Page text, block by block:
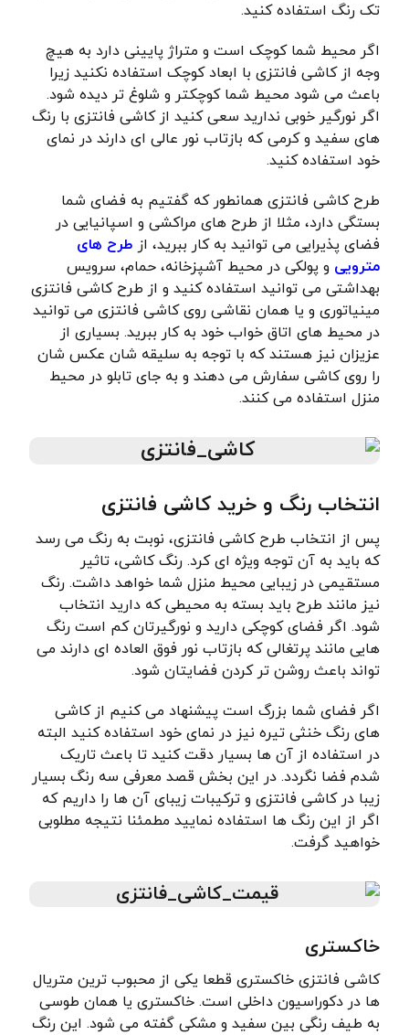
تک رنگ استفاده کنید.
اگر محیط شما کوچک است و متراژ پایینی دارد به هیچ
وجه از کاشی فانتزی با ابعاد کوچک استفاده نکنید زیرا
باعث می شود محیط شما کوچکتر و شلوغ تر دیده شود.
اگر نورگیر خوبی ندارید سعی کنید از کاشی فانتزی با رنگ
های سفید و کرمی که بازتاب نور عالی ای دارند در نمای
خود استفاده کنید.
طرح کاشی فانتزی همانطور که گفتیم به فضای شما
بستگی دارد، مثلا از طرح های مراکشی و اسپانیایی در
فضای پذیرایی می توانید به کار ببرید، از طرح های
مترویی و پولکی در محیط آشپزخانه، حمام، سرویس
بهداشتی می توانید استفاده کنید و از طرح کاشی فانتزی
مینیاتوری و یا همان نقاشی روی کاشی فانتزی می توانید
در محیط های اتاق خواب خود به کار ببرید. بسیاری از
عزیزان نیز هستند که با توجه به سلیقه شان عکس شان
را روی کاشی سفارش می دهند و به جای تابلو در محیط
منزل استفاده می کنند.
انتخاب رنگ و خرید کاشی فانتزی
پس از انتخاب طرح کاشی فانتزی، نوبت به رنگ می رسد
که باید به آن توجه ویژه ای کرد. رنگ کاشی، تاثیر
مستقیمی در زیبایی محیط منزل شما خواهد داشت. رنگ
نیز مانند طرح باید بسته به محیطی که دارید انتخاب
شود. اگر فضای کوچکی دارید و نورگیرتان کم است رنگ
هایی مانند پرتغالی که بازتاب نور فوق العاده ای دارند می
تواند باعث روشن تر کردن فضایتان شود.
اگر فضای شما بزرگ است پیشنهاد می کنیم از کاشی
های رنگ خنثی تیره نیز در نمای خود استفاده کنید البته
در استفاده از آن ها بسیار دقت کنید تا باعث تاریک
شدم فضا نگردد. در این بخش قصد معرفی سه رنگ بسیار
زیبا در کاشی فانتزی و ترکیبات زیبای آن ها را داریم که
اگر از این رنگ ها استفاده نمایید مطمئنا نتیجه مطلوبی
خواهید گرفت.
خاکستری
کاشی فانتزی خاکستری قطعا یکی از محبوب ترین متریال
ها در دکوراسیون داخلی است. خاکستری یا همان طوسی
به طیف رنگی بین سفید و مشکی گفته می شود. این رنگ